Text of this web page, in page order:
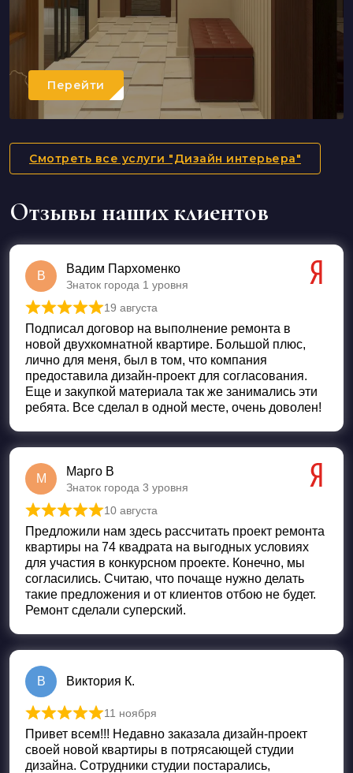
Перейти
Смотреть все услуги "Дизайн интерьера"
Отзывы наших клиентов
В
Вадим Пархоменко
Знаток города 1 уровня
Оценка5 из 5
19 августа
Подписал договор на выполнение ремонта в
новой двухкомнатной квартире. Большой плюс,
лично для меня, был в том, что компания
предоставила дизайн-проект для согласования.
Еще и закупкой материала так же занимались эти
ребята. Все сделал в одной месте, очень доволен!
М
Марго В
Знаток города 3 уровня
Оценка5 из 5
10 августа
Предложили нам здесь рассчитать проект ремонта
квартиры на 74 квадрата на выгодных условиях
для участия в конкурсном проекте. Конечно, мы
согласились. Считаю, что почаще нужно делать
такие предложения и от клиентов отбою не будет.
Ремонт сделали суперский.
В Виктория К.
Оценка5 из 5
11 ноября
Привет всем!!! Недавно заказала дизайн-проект
своей новой квартиры в потрясающей студии
дизайна. Сотрудники студии постарались,